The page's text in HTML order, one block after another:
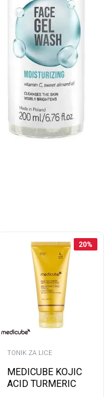
20%
TONIK ZA LICE
MEDICUBE KOJIC
ACID TURMERIC